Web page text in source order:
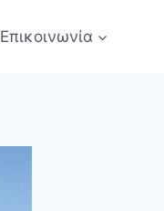
Επικοινωνία